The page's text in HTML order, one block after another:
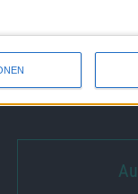
wie bspw. ein
MacBook Air
in eine